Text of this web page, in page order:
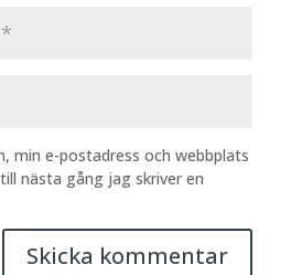
min e-postadress och webbplats
nästa gång jag skriver en